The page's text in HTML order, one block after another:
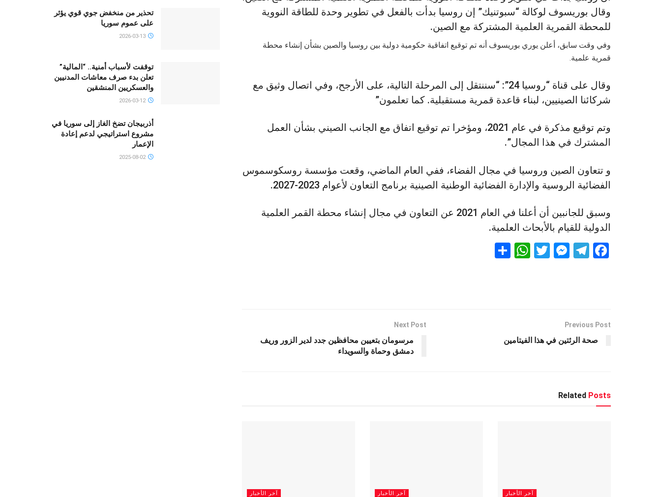
وقال بوريسوف لوكالة “سبوتنيك” إن روسيا بدأت بالفعل في تطوير وحدة للطاقة النووية
للمحطة القمرية العلمية المشتركة مع الصين.
وفي وقت سابق، أعلن يوري بوريسوف أنه تم توقيع اتفاقية حكومية دولية بين روسيا والصين بشأن إنشاء محطة
قمرية علمية.
وقال على قناة “روسيا 24”: “سننتقل إلى المرحلة التالية، على الأرجح، وفي اتصال وثيق مع
شركائنا الصينيين، لبناء قاعدة قمرية مستقبلية. كما تعلمون”
وتم توقيع مذكرة في عام 2021، ومؤخرا تم توقيع اتفاق مع الجانب الصيني بشأن العمل
المشترك في هذا المجال”.
و تتعاون الصين وروسيا في مجال الفضاء، ففي العام الماضي، وقعت مؤسسة روسكوسموس
الفضائية الروسية والإدارة الفضائية الوطنية الصينية برنامج التعاون لأعوام 2023-2027.
وسبق للجانبين أن أعلنا في العام 2021 عن التعاون في مجال إنشاء محطة القمر العلمية
الدولية للقيام بالأبحاث العلمية.
F
o
k
T
m
M
T
W
p
Previous Post
صحة الرئتين في هذا الفيتامين
Next Post
مرسومان بتعيين محافظين جدد لدير الزور وريف
دمشق وحماة والسويداء
Related Posts
آخر الأخبار آخر الأخبار آخر الأخبار
تحذير من منخفض جوي قوي يؤثر
على عموم سوريا
توقفت لأسباب أمنية.. “المالية”
تعلن بدء صرف معاشات المدنيين
والعسكريين المنشقين
2026-03-12
أذربيجان تضخ الغاز إلى سوريا في
مشروع استراتيجي لدعم إعادة
الإعمار
2025-08-02